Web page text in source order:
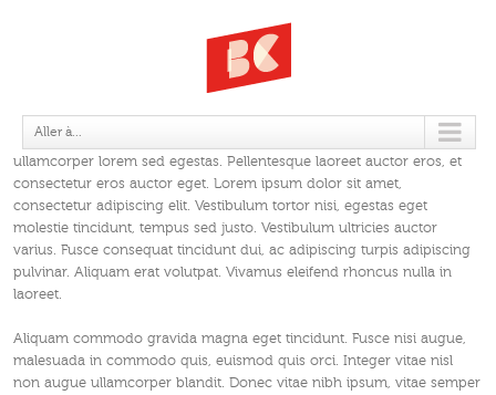
Aller à...
Nunc euismod lobortis massa, id sollicitudin augue auctor vel. Integer
ornare sollicitudin turpis vitae vestibulum. Curabitur faucibus
ullamcorper lorem sed egestas. Pellentesque laoreet auctor eros, et
consectetur eros auctor eget. Lorem ipsum dolor sit amet,
consectetur adipiscing elit. Vestibulum tortor nisi, egestas eget
molestie tincidunt, tempus sed justo. Vestibulum ultricies auctor
varius. Fusce consequat tincidunt dui, ac adipiscing turpis adipiscing
pulvinar. Aliquam erat volutpat. Vivamus eleifend rhoncus nulla in
laoreet.
Aliquam commodo gravida magna eget tincidunt. Fusce nisi augue,
malesuada in commodo quis, euismod quis orci. Integer vitae nisl
non augue ullamcorper blandit. Donec vitae nibh ipsum, vitae semper